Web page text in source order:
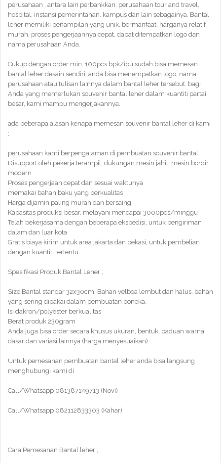
perusahaan , antara lain perbankkan, perusahaan tour and travel,
hospital, instansi pemerintahan, kampus dan lain sebagainya. Bantal
leher memiliki penampilan yang unik, bermanfaat, harganya relatif
murah, proses pengerjaannya cepat, dapat ditempatkan logo dan
nama perusahaan Anda.
Cukup dengan order min. 100pcs bpk/ibu sudah bisa memesan
bantal leher desain sendiri, anda bisa menempatkan logo, nama
perusahaan atau tulisan lainnya dalam bantal leher tersebut. bagi
Anda yang memerlukan souvenir bantal leher dalam kuantiti partai
besar, kami mampu mengerjakannya.
ada beberapa alasan kenapa memesan souvenir bantal leher di kami
;
perusahaan kami berpengalaman di pembuatan souvenir bantal
Disupport oleh pekerja terampil, dukungan mesin jahit, mesin bordir
modern
Proses pengerjaan cepat dan sesuai waktunya
memakai bahan baku yang berkualitas
Harga dijamin paling murah dan bersaing
Kapasitas produksi besar, melayani mencapai 3000pcs/minggu
Telah bekerjasama dengan beberapa ekspedisi, untuk pengiriman
dalam dan luar kota
Gratis biaya kirim untuk area jakarta dan bekasi, untuk pembelian
dengan kuantiti tertentu.
Spesifikasi Produk Bantal Leher ;
Size Bantal standar 32x30cm, Bahan velboa lembut dan halus. bahan
yang sering dipakai dalam pembuatan boneka.
Isi dakron/polyester berkualitas
Berat produk 230gram
Anda juga bisa order secara khusus ukuran, bentuk, paduan warna
dasar dan variasi lainnya (harga menyesuaikan)
Untuk pemesanan pembuatan bantal leher anda bisa langsung
menghubungi kami di
Call/Whatsapp 081387149713 (Novi)
Call/Whatsapp 082112833303 (Kahar)
Cara Pemesanan Bantal leher ;